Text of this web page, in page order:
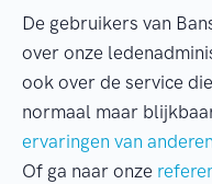
De gebruikers van
over onze
ook over de service
normaal maar
ervaringen van anderen
Of ga naar onze